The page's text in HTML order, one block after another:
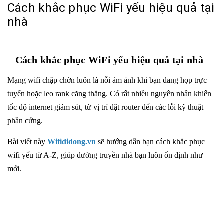
Cách khắc phục WiFi yếu hiệu quả tại
nhà
Cách khắc phục WiFi yếu hiệu quả tại nhà
Mạng wifi chập chờn luôn là nỗi ám ảnh khi bạn đang họp trực
tuyến hoặc leo rank căng thẳng. Có rất nhiều nguyên nhân khiến
tốc độ internet giảm sút, từ vị trí đặt router đến các lỗi kỹ thuật
phần cứng.
Bài viết này Wifididong.vn sẽ hướng dẫn bạn cách khắc phục
wifi yếu từ A-Z, giúp đường truyền nhà bạn luôn ổn định như
mới.